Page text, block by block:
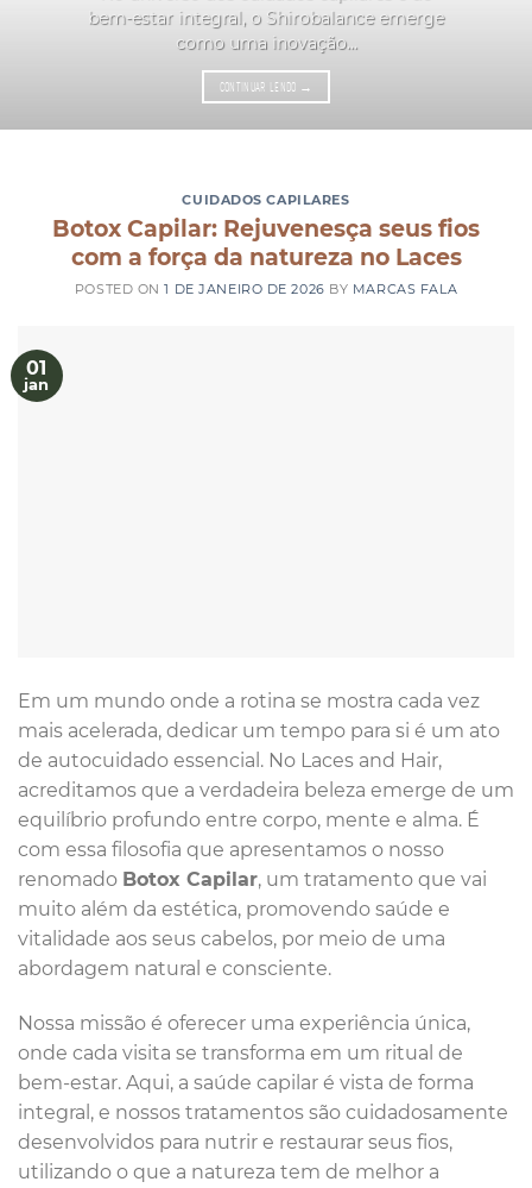
bem-estar integral, o Shirobalance emerge
como uma inovação...
CONTINUAR LENDO →
CUIDADOS CAPILARES
Botox Capilar: Rejuvenesça seus fios
com a força da natureza no Laces
POSTED ON1 DE JANEIRO DE 2026 BY MARCAS FALA
01
jan
Em um mundo onde a rotina se mostra cada vez
mais acelerada, dedicar um tempo para si é um ato
de autocuidado essencial. No Laces and Hair,
acreditamos que a verdadeira beleza emerge de um
equilíbrio profundo entre corpo, mente e alma. É
com essa filosofia que apresentamos o nosso
renomado Botox Capilar, um tratamento que vai
muito além da estética, promovendo saúde e
vitalidade aos seus cabelos, por meio de uma
abordagem natural e consciente.
Nossa missão é oferecer uma experiência única,
onde cada visita se transforma em um ritual de
bem-estar. Aqui, a saúde capilar é vista de forma
integral, e nossos tratamentos são cuidadosamente
desenvolvidos para nutrir e restaurar seus fios,
utilizando o que a natureza tem de melhor a